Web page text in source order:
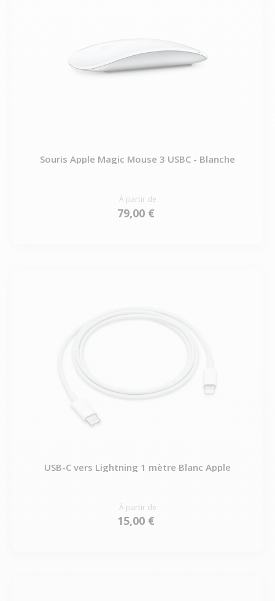
Souris Apple Magic Mouse 3 USBC - Blanche
À partir de
79,00 €
USB-C vers Lightning 1 mètre Blanc Apple
À partir de
15,00 €